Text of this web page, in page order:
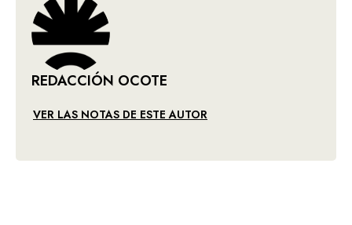
REDACCIÓN OCOTE
VER LAS NOTAS DE ESTE AUTOR